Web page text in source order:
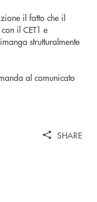
il fatto che il
il CET1 e
strutturalmente
al comunicato
SHARE